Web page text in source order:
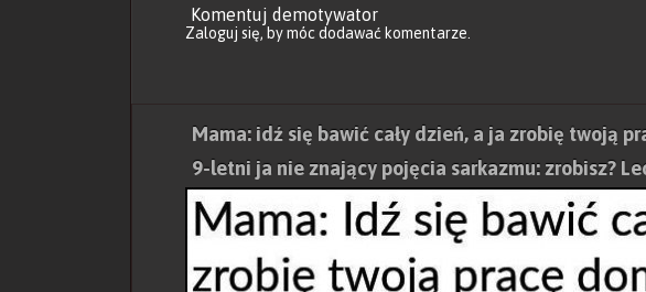
Komentuj demotywator
Zaloguj się, by móc dodawać komentarze.
Mama: idź się bawić cały dzień, a ja zrobię twoją
9-letni ja nie znający pojęcia sarkazmu: zrobisz?